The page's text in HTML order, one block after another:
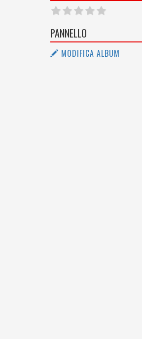
PANNELLO
MODIFICA ALBUM